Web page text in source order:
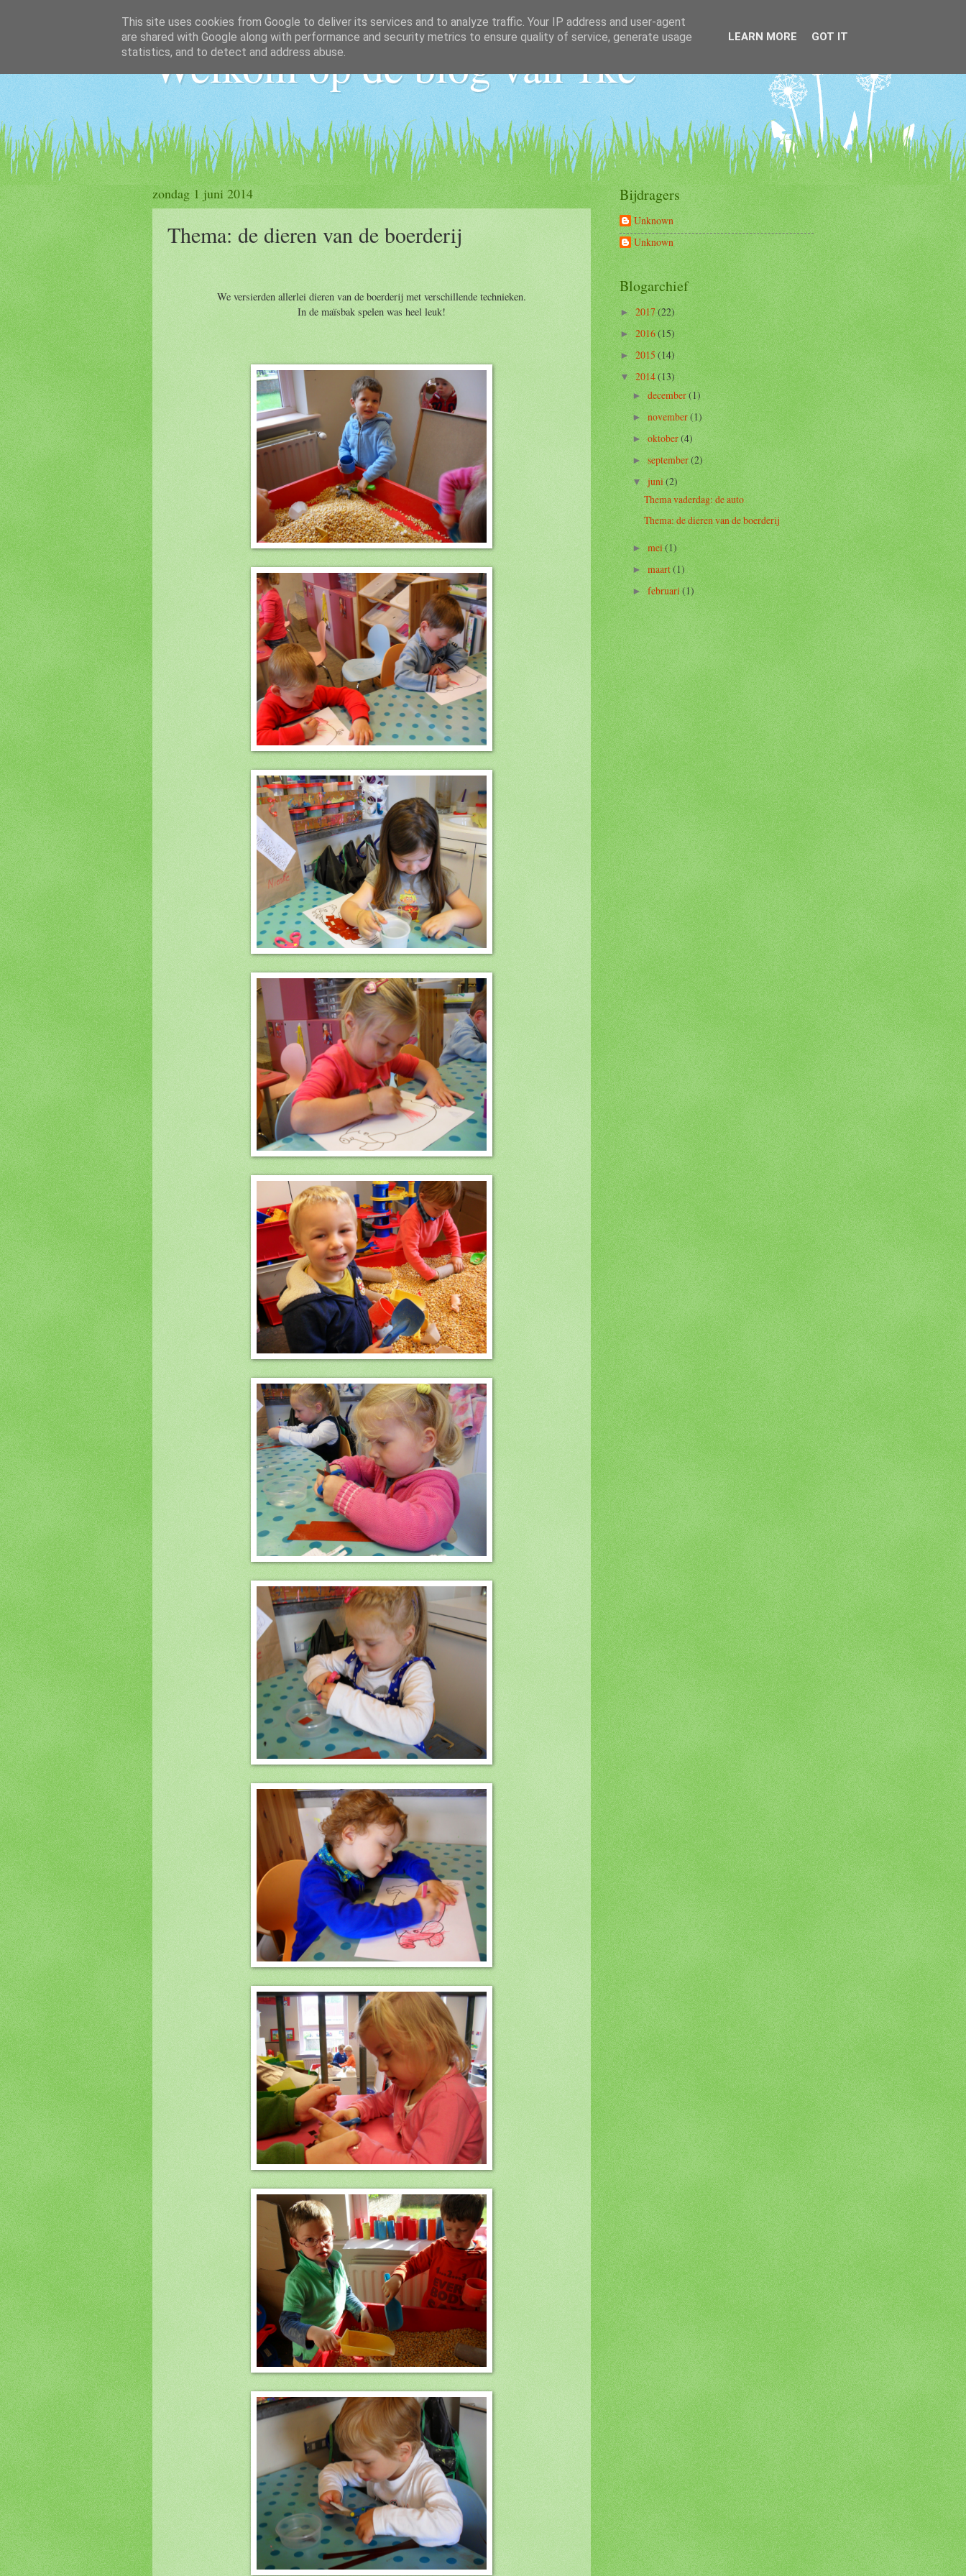
Welkom op de blog van 1kc
zondag 1 juni 2014
Thema: de dieren van de boerderij
We versierden allerlei dieren van de boerderij met verschillende technieken.
In de maïsbak spelen was heel leuk!
Bijdragers
Unknown
Unknown
Blogarchief
►2017(22)
►2016(15)
►2015(14)
▼2014(13)
►december(1)
►november(1)
►oktober(4)
►september(2)
▼ juni(2)
Thema vaderdag: de auto
Thema: de dieren van de boerderij
►mei(1)
►maart(1)
►februari(1)
This site uses cookies from Google to deliver its services and to analyze traffic. Your IP address and user-agent
are shared with Google along with performance and security metrics to ensure quality of service, generate usage
statistics, and to detect and address abuse.
LEARN MORE GOT IT